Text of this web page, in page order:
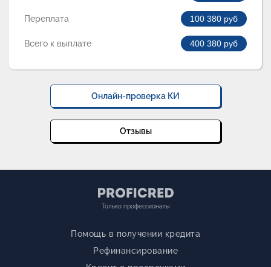
Переплата 100 380 руб
Всего к выплате 400 380 руб
Онлайн-проверка КИ
Отзывы
Только профессионалы
Помощь в получении кредита
Рефинансирование